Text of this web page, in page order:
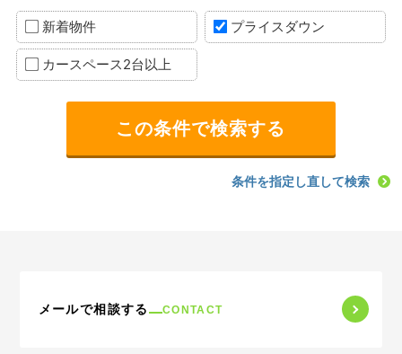
新着物件 プライスダウン
カースペース2台以上
条件を指定し直して検索
メールで相談する CONTACT